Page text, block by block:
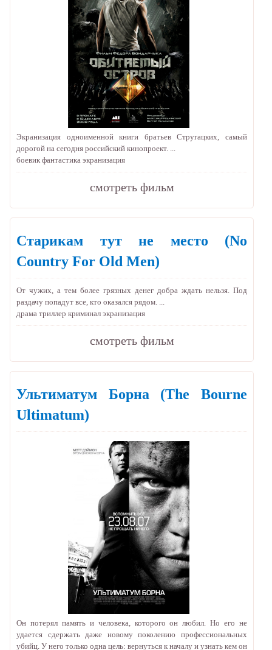
Экранизация одноименной книги братьев Стругацких, самый
дорогой на сегодня российский кинопроект. ...
боевик фантастика экранизация
cмотреть фильм
Старикам тут не место (No
Country For Old Men)
От чужих, а тем более грязных денег добра ждать нельзя. Под
раздачу попадут все, кто оказался рядом. ...
драма триллер криминал экранизация
cмотреть фильм
Ультиматум Борна (The Bourne
Ultimatum)
Он потерял память и человека, которого он любил. Но его не
удается сдержать даже новому поколению профессиональных
убийц. У него только одна цель: вернуться к началу и узнать кем он